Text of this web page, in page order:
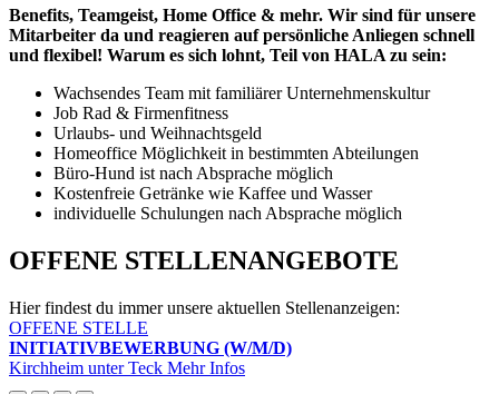
Benefits, Teamgeist, Home Office & mehr. Wir sind für unsere
Mitarbeiter da und reagieren auf persönliche Anliegen schnell
und flexibel! Warum es sich lohnt, Teil von HALA zu sein:
Wachsendes Team mit familiärer Unternehmenskultur
Job Rad & Firmenfitness
Urlaubs- und Weihnachtsgeld
Homeoffice Möglichkeit in bestimmten Abteilungen
Büro-Hund ist nach Absprache möglich
Kostenfreie Getränke wie Kaffee und Wasser
individuelle Schulungen nach Absprache möglich
OFFENE STELLENANGEBOTE
Hier findest du immer unsere aktuellen Stellenanzeigen:
OFFENE STELLE
INITIATIVBEWERBUNG (W/M/D)
Kirchheim unter Teck Mehr Infos